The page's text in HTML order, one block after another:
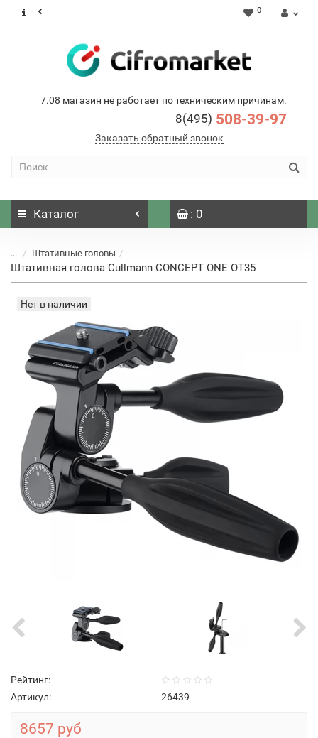
0
7.08 магазин не работает по техническим причинам.
8(495) 508-39-97
Заказать обратный звонок
Каталог : 0
... Штативные головы
Штативная голова Cullmann CONCEPT ONE OT35
Нет в наличии
Рейтинг:
Артикул:
26439
8657 руб